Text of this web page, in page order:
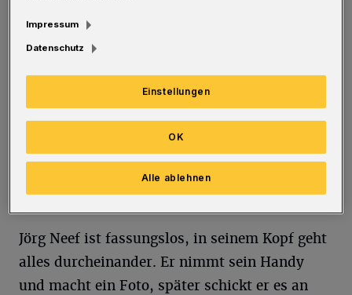
langjährigen Arbeitskollegen. „Ich wollte eine
Kerze abstellen und dann schaue ich plötzlich
auf das Foto“, spricht Neef über den Moment,
als er in das Gesicht von Stefan S. (67) schaut.
Sein Kollege soll eines der drei Opfer des
terroristischen Anschlags auf dem Solinger
sein, den kurz darauf der IS für sich
reklamierte?
Jörg Neef ist fassungslos, in seinem Kopf geht
alles durcheinander. Er nimmt sein Handy
und macht ein Foto, später schickt er es an
Impressum
Datenschutz
Einstellungen
Alle ablehnen
OK